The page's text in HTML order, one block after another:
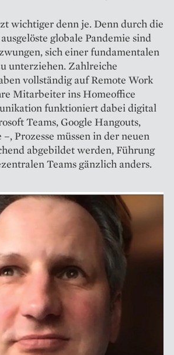
wichtiger denn je. Denn durch die
globale Pandemie sind
sich einer fundamentalen
unterziehen. Zahlreiche
vollständig auf Remote Work
Mitarbeiter ins Homeoffice
funktioniert dabei digital
Teams, Google Hangouts,
Prozesse müssen in der neuen
abgebildet werden, Führung
Teams gänzlich anders.